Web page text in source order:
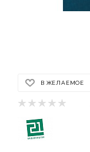
В ЖЕЛАЕМОЕ